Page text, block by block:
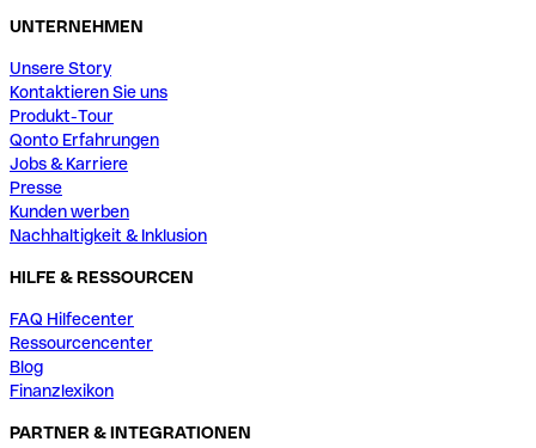
UNTERNEHMEN
Unsere Story
Kontaktieren Sie uns
Produkt-Tour
Qonto Erfahrungen
Jobs & Karriere
Presse
Kunden werben
Nachhaltigkeit & Inklusion
HILFE & RESSOURCEN
FAQ Hilfecenter
Ressourcencenter
Blog
Finanzlexikon
PARTNER & INTEGRATIONEN